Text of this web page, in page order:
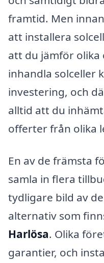
framtid. Men
att installera
att du jämför
inhandla solceller
investering, och
alltid att du
offerter från olika
En av de främsta
samla in flera
tydligare bild av
alternativ som
Harlösa. Olika
garantier, och